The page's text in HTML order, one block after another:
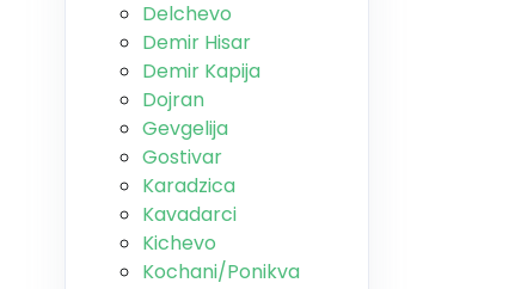
Delchevo
Demir Hisar
Demir Kapija
Dojran
Gevgelija
Gostivar
Karadzica
Kavadarci
Kichevo
Kochani/Ponikva